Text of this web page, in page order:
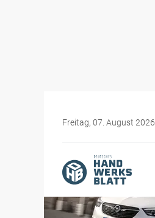
Freitag, 07. August 2026